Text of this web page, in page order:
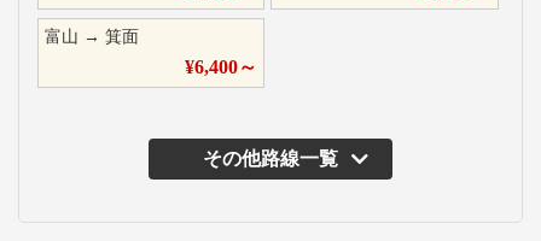
富山 → 箕面
¥6,400～
その他路線一覧